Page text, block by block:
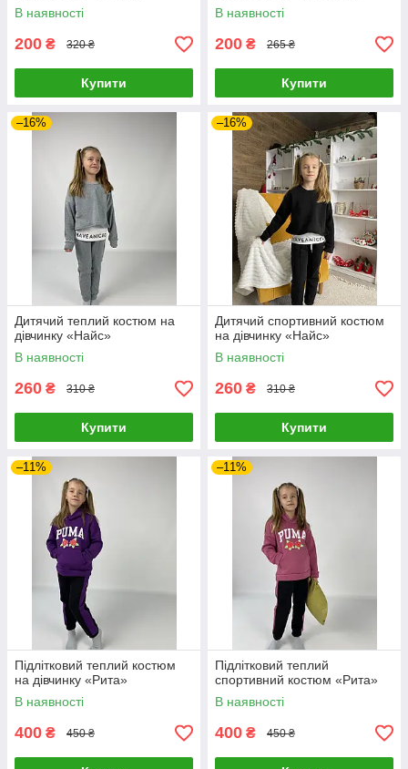
В наявності
200 ₴ 320 ₴
Купити
В наявності
200 ₴ 265 ₴
Купити
–16%
Дитячий теплий костюм на
дівчинку «Найс»
В наявності
260 ₴ 310 ₴
Купити
–16%
Дитячий спортивний костюм
на дівчинку «Найс»
В наявності
260 ₴ 310 ₴
Купити
–11%
Підлітковий теплий костюм
на дівчинку «Рита»
В наявності
400 ₴ 450 ₴
–11%
Підлітковий теплий
спортивний костюм «Рита»
В наявності
400 ₴ 450 ₴